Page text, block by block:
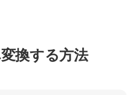
換する方法